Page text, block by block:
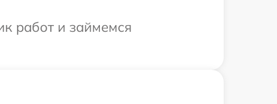
работ и займемся